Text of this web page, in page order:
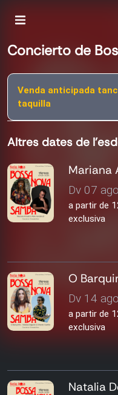
Concierto de
Venda anticipada
taquilla
Altres dates de
Mariana
Dv 07
a partir de
exclusiva
O
Dv 14
a partir de
exclusiva
Natalia